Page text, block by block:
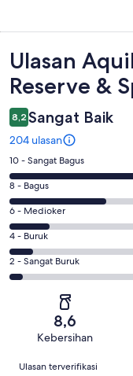
Ulasan
Ulasan
Reserve &
8,2 Sangat Baik
204 ulasan
Penilaian
10
-
Sangat
Bagus.
96
dari
204
10 - Sangat Bagus
Penilaian
8
-
Bagus.
60
dari
8 - Bagus
Penilaian
6
-
Medioker.
25
6 - Medioker
Penilaian
4
-
4 - Buruk
Penilaian
2
dari
2 - Sangat Buruk
8,6
Kebersihan
Ulasan
Ulasan terverifikasi